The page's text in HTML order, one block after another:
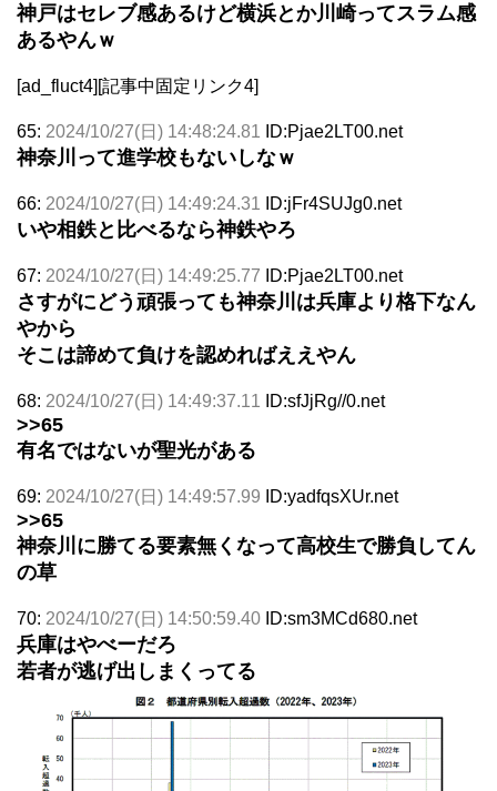
神戸はセレブ感あるけど横浜とか川崎ってスラム感
あるやんｗ
[ad_fluct4][記事中固定リンク4]
65: 2024/10/27(日) 14:48:24.81 ID:Pjae2LT00.net
神奈川って進学校もないしなｗ
66: 2024/10/27(日) 14:49:24.31 ID:jFr4SUJg0.net
いや相鉄と比べるなら神鉄やろ
67: 2024/10/27(日) 14:49:25.77 ID:Pjae2LT00.net
さすがにどう頑張っても神奈川は兵庫より格下なん
やから
そこは諦めて負けを認めればええやん
68: 2024/10/27(日) 14:49:37.11 ID:sfJjRg//0.net
>>65
有名ではないが聖光がある
69: 2024/10/27(日) 14:49:57.99 ID:yadfqsXUr.net
>>65
神奈川に勝てる要素無くなって高校生で勝負してん
の草
70: 2024/10/27(日) 14:50:59.40 ID:sm3MCd680.net
兵庫はやべーだろ
若者が逃げ出しまくってる